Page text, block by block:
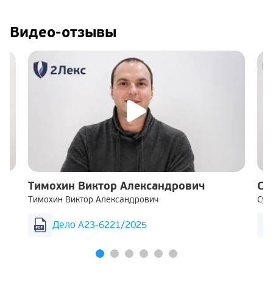
Видео-отзывы
Тимохин Виктор Александрович
Тимохин Виктор Александрович
Дело А23-6221/2025